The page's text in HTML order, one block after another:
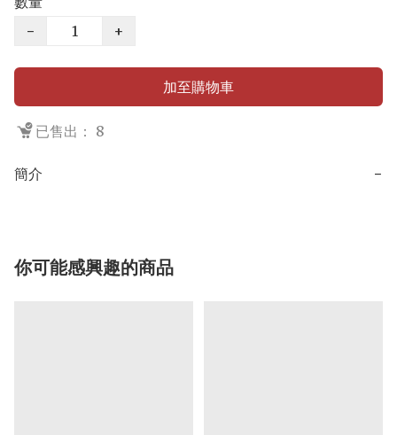
−
+
加至購物車
已售出： 8
簡介 −
你可能感興趣的商品